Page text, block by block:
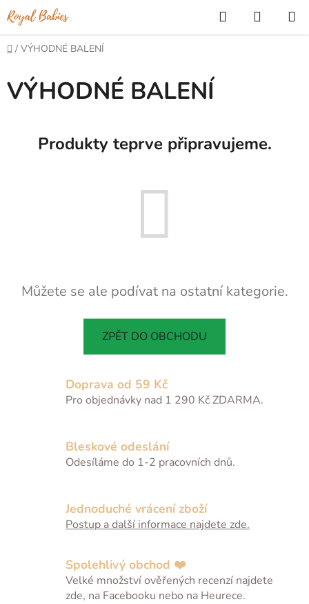
Přejít
na
obsah
Hledat
KOŠÍK
Domů
/ VÝHODNÉ BALENÍ
VÝHODNÉ BALENÍ
Produkty teprve připravujeme.
Můžete se ale podívat na ostatní kategorie.
ZPĚT DO OBCHODU
Doprava od 59 Kč
Pro objednávky nad 1 290 Kč ZDARMA.
Bleskové odeslání
Odesíláme do 1-2 pracovních dnů.
Jednoduché vrácení zboží
Postup a další informace najdete zde.
Spolehlivý obchod ❤️
Velké množství ověřených recenzí najdete
zde, na Facebooku nebo na Heurece.